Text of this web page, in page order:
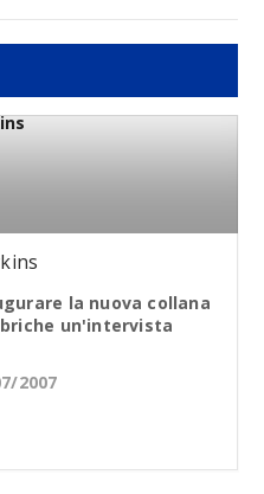
la nuova collana
un'intervista
2007